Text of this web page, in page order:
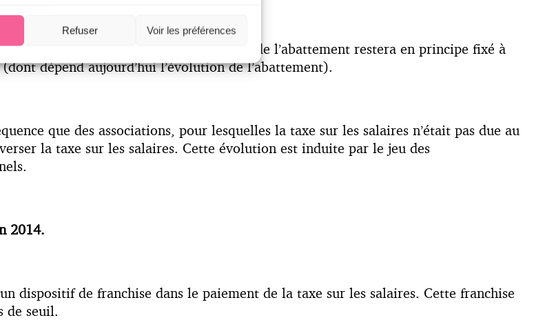
Refuser Voir les préférences
exercices 2012 et 2013, le montant de l’abattement restera en principe fixé à
dépend aujourd’hui l’évolution de l’abattement).
que des associations, pour lesquelles la taxe sur les salaires n’était pas due au
la taxe sur les salaires. Cette évolution est induite par le jeu des
2014.
dispositif de franchise dans le paiement de la taxe sur les salaires. Cette franchise
de seuil.